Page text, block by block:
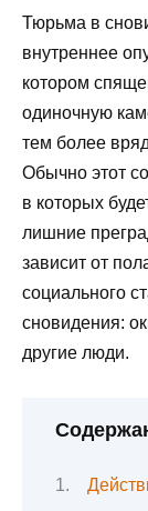
Тюрьма в
внутреннее
котором
одиночную
тем более
Обычно этот
в которых
лишние
зависит от
социального
сновидения:
другие люди.